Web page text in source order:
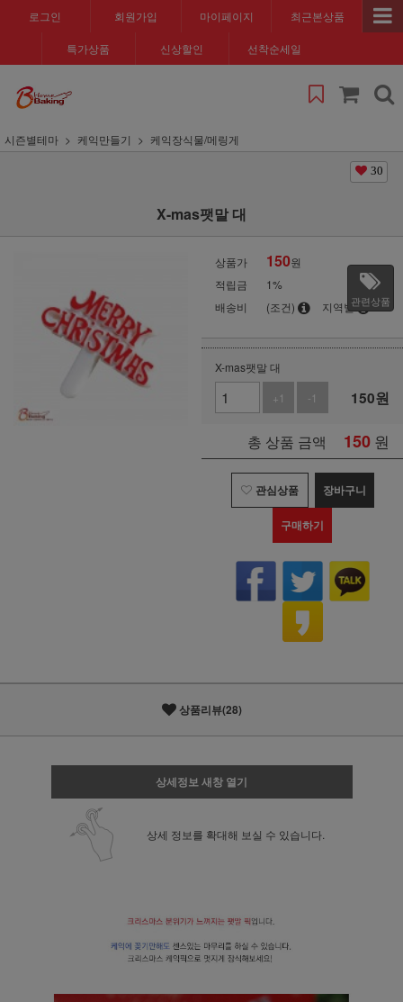
로그인 회원가입 마이페이지 최근본상품
특가상품 신상할인 선착순세일
시즌별테마 케익만들기 케익장식물/메링게
30
X-mas팻말 대
상품가 150원
적립금
1%
배송비
(조건) 지역별관련상품
X-mas팻말 대
+1
-1 150원
총 상품 금액 150 원
관심상품 장바구니
구매하기
상품리뷰(28)
상세정보 새창 열기
상세 정보를 확대해 보실 수 있습니다.